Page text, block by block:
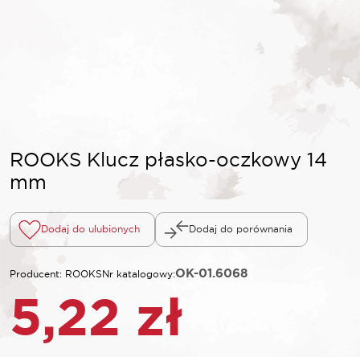
ROOKS Klucz płasko-oczkowy 14
mm
Dodaj do ulubionych Dodaj do porównania
Producent: ROOKSNr katalogowy:OK-01.6068
5,22 zł